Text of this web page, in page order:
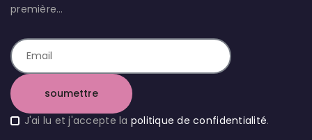
première…
J'ai lu et j'accepte la politique de confidentialité.